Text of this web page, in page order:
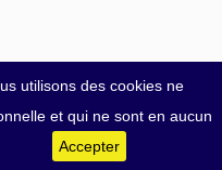
utilisons des cookies ne
et qui ne sont en aucun
Accepter